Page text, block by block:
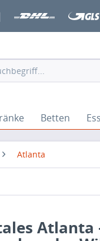
Betten
Atlanta
Atlanta